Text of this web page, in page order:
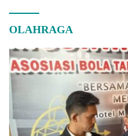
OLAHRAGA